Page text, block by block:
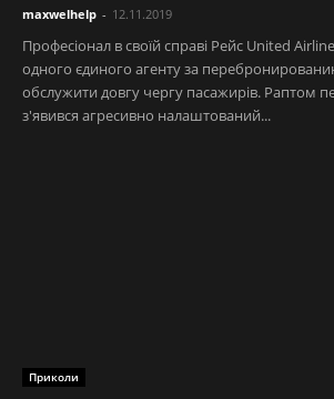
maxwelhelp - 12.11.2019
Професіонал в своїй справі Рейс United
одного єдиного агенту за
обслужити довгу чергу пасажирів. Раптом
з'явився агресивно налаштований...
Приколи